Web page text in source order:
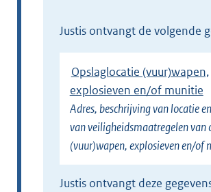
Justis ontvangt de volgende
Opslaglocatie (vuur)wapen,
explosieven en/of munitie
Adres, beschrijving van locatie
van veiligheidsmaatregelen van
(vuur)wapen, explosieven en/of
Justis ontvangt deze